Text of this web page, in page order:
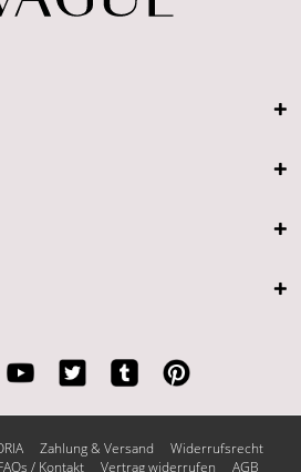
Zahlung & Versand
Widerrufsrecht
/ Kontakt Vertrag widerrufen AGB